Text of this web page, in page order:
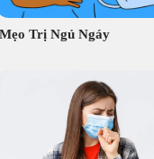
Trị Ngủ Ngáy